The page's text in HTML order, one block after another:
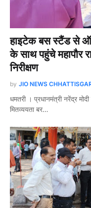
हाइटेक बस स्टैंड से
के साथ पहुंचे महापौर
निरीक्षण
by JIO NEWS
धमतरी । प्रधानमंत्री नरेंद्र
मितव्ययता बर…